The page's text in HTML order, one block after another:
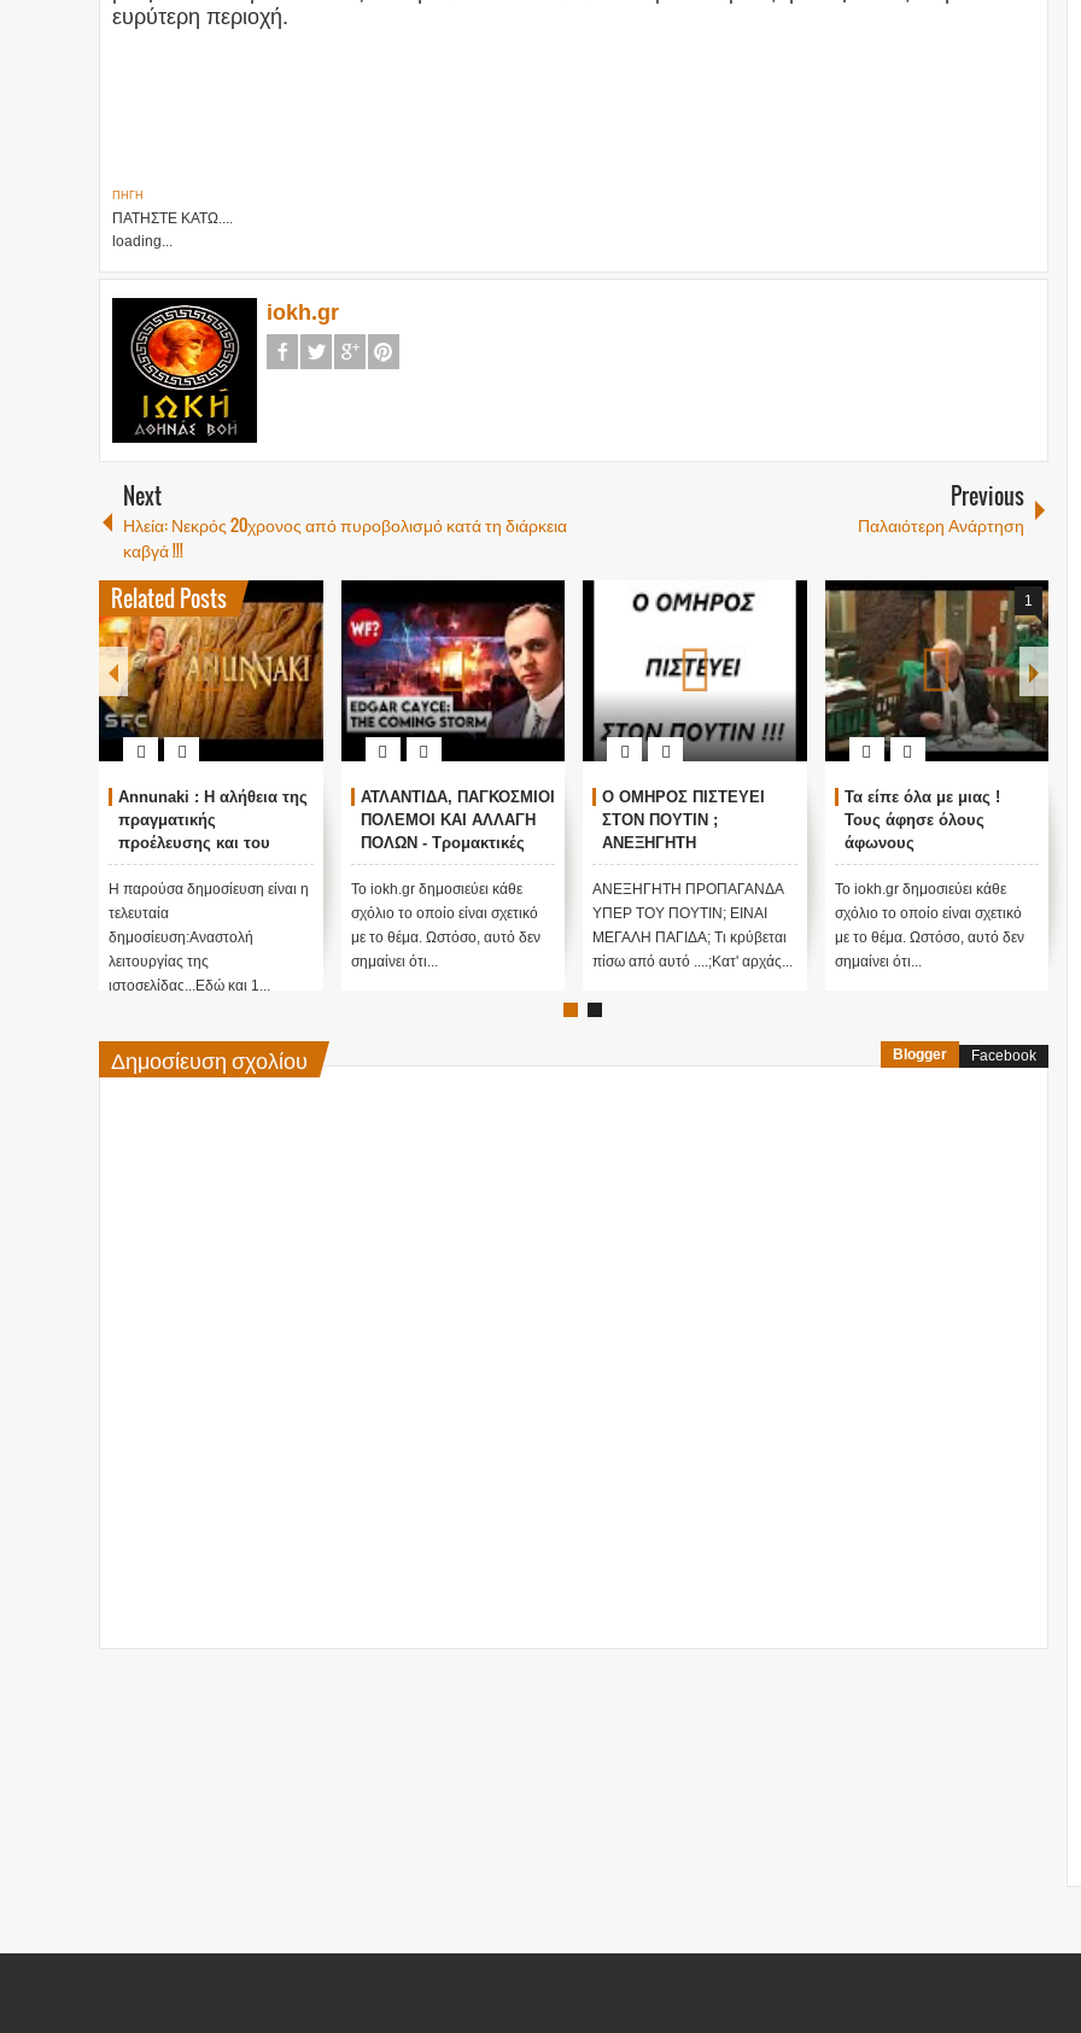
ευρύτερη περιοχή.
ΠΗΓΗ
ΠΑΤΗΣΤΕ ΚΑΤΩ....
loading...
iokh.gr
Next
Ηλεία: Νεκρός 20χρονος από πυροβολισμό κατά τη διάρκεια
καβγά !!!
Previous
Παλαιότερη Ανάρτηση
Related Posts
Annunaki : Η αλήθεια της
πραγματικής
προέλευσης και του
σκοπού τους και
αναστολή λειτουργίας
μας ....
Η παρούσα δημοσίευση είναι η
τελευταία
δημοσίευση:Αναστολή
λειτουργίας της
ιστοσελίδας...Εδώ και 1...
ΑΤΛΑΝΤΙΔΑ, ΠΑΓΚΟΣΜΙΟΙ
ΠΟΛΕΜΟΙ ΚΑΙ ΑΛΛΑΓΗ
ΠΟΛΩΝ - Τρομακτικές
προβλέψεις του Edgar
Cayce (Video)
Το iokh.gr δημοσιεύει κάθε
σχόλιο το οποίο είναι σχετικό
με το θέμα. Ωστόσο, αυτό δεν
σημαίνει ότι...
Ο ΟΜΗΡΟΣ ΠΙΣΤΕΥΕΙ
ΣΤΟΝ ΠΟΥΤΙΝ ;
ΑΝΕΞΗΓΗΤΗ
ΠΡΟΠΑΓΑΝΔΑ ΥΠΕΡ ΤΟΥ
ΠΟΥΤΙΝ;
ΑΝΕΞΗΓΗΤΗ ΠΡΟΠΑΓΑΝΔΑ
ΥΠΕΡ ΤΟΥ ΠΟΥΤΙΝ; ΕΙΝΑΙ
ΜΕΓΑΛΗ ΠΑΓΙΔΑ; Τι κρύβεται
πίσω από αυτό ....;Κατ' αρχάς...
1
Τα είπε όλα με μιας !
Τους άφησε όλους
άφωνους
Το iokh.gr δημοσιεύει κάθε
σχόλιο το οποίο είναι σχετικό
με το θέμα. Ωστόσο, αυτό δεν
σημαίνει ότι...
Δημοσίευση σχολίου Blogger Facebook